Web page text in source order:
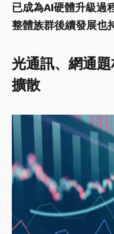
已成為AI硬體升級過
整體族群後續發展也
光通訊、網通
擴散